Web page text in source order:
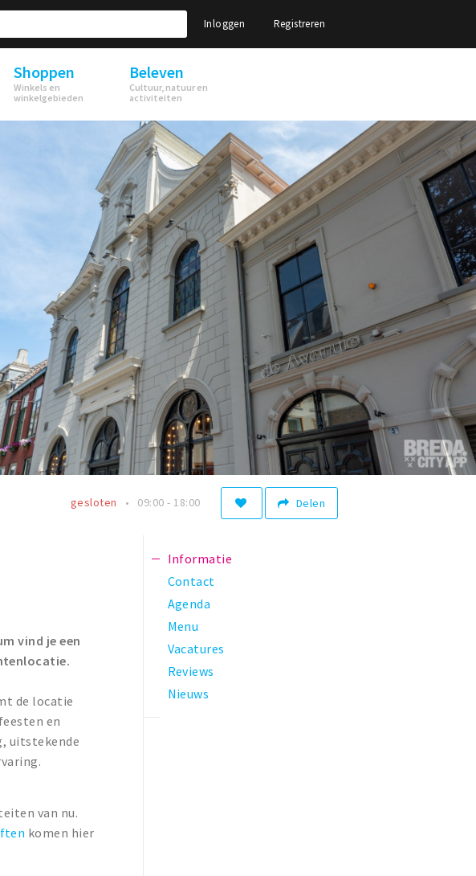
Inloggen Registreren
Shoppen
Winkels en
winkelgebieden
Beleven
Cultuur, natuur en
activiteiten
Delen
gesloten 09:00 - 18:00
vind je een
de locatie
en
uitstekende
van nu.
komen hier
Informatie
Contact
Agenda
Menu
Vacatures
Reviews
Nieuws